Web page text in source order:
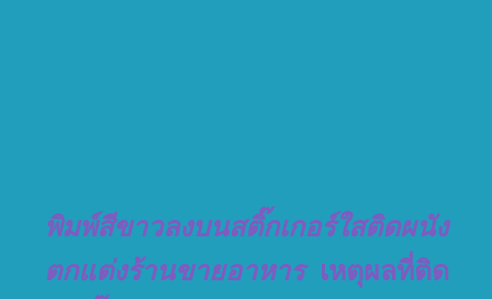
พิมพ์สีขาวลงบนสติ๊กเกอร์ใสติดผนัง
ตกแต่งร้านขายอาหาร เหตุผลที่ติด